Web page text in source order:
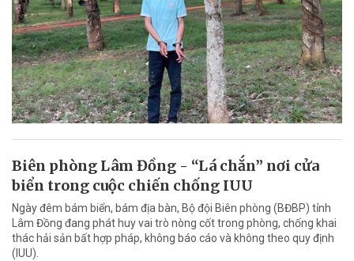
Biên phòng Lâm Đồng - “Lá chắn” nơi cửa
biển trong cuộc chiến chống IUU
Ngày đêm bám biển, bám địa bàn, Bộ đội Biên phòng (BĐBP) tỉnh
Lâm Đồng đang phát huy vai trò nòng cốt trong phòng, chống khai
thác hải sản bất hợp pháp, không báo cáo và không theo quy định
(IUU).